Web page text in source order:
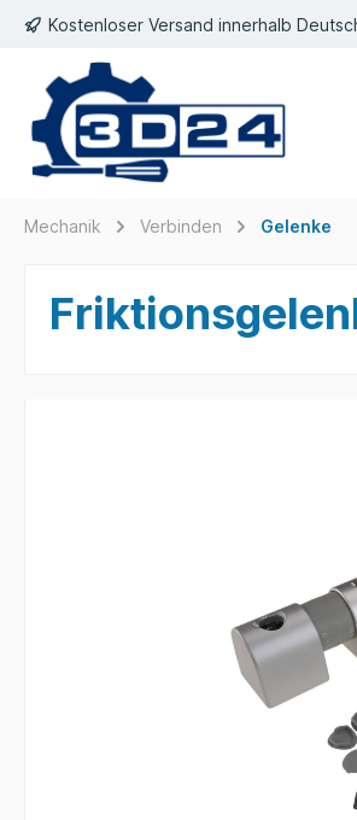
springen
Kostenloser Versand innerhalb
Mechanik Verbinden Gelenke